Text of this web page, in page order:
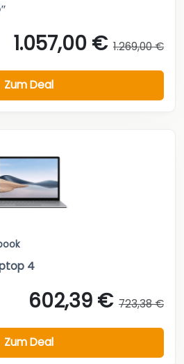
1.057,00 € 1.269,00 €
Zum Deal
4
602,39 € 723,38 €
Zum Deal